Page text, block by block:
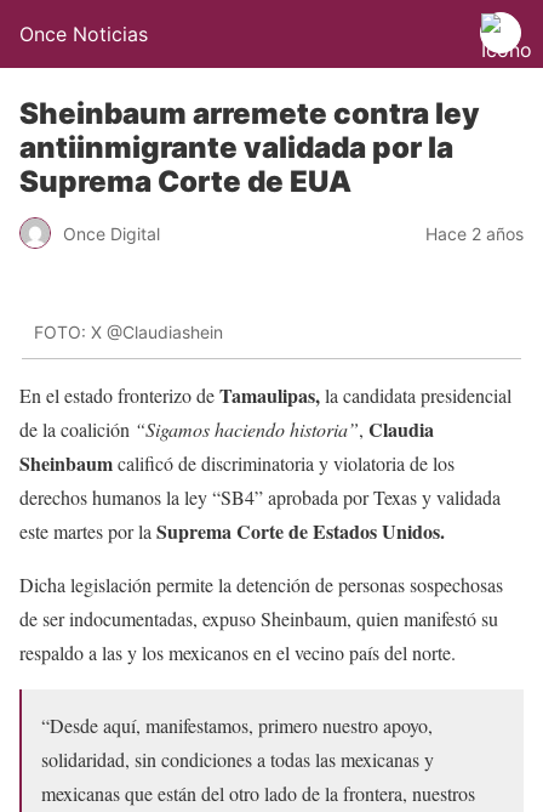
Once Noticias
Sheinbaum arremete contra ley
antiinmigrante validada por la
Suprema Corte de EUA
Once Digital Hace 2 años
FOTO: X @Claudiashein
En el estado fronterizo deTamaulipas,la candidata presidencial
de la coalición “Sigamos haciendo historia”, Claudia
Sheinbaumcalificó de discriminatoria y violatoria de los
derechos humanos la ley “SB4” aprobada por Texas y validada
este martes por la Suprema Corte de Estados Unidos.
Dicha legislación permite la detención de personas sospechosas
de ser indocumentadas, expuso Sheinbaum, quien manifestó su
respaldo a las y los mexicanos en el vecino país del norte.
“Desde aquí, manifestamos, primero nuestro apoyo,
solidaridad, sin condiciones a todas las mexicanas y
mexicanas que están del otro lado de la frontera, nuestros